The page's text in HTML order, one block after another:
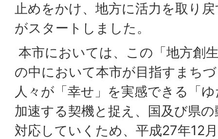
止めをかけ、地方に活力を取り
がスタートしました。
本市においては、この「地方創
の中において本市が目指すまち
人々が「幸せ」を実感できる「
加速する契機と捉え、国及び県
対応していくため、平成27年12